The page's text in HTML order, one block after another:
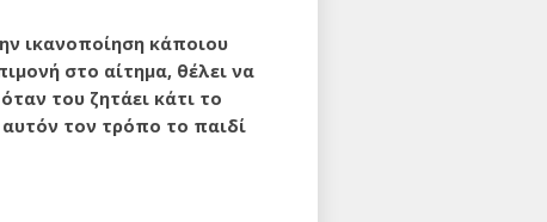
ικανοποίηση κάποιου
στο αίτημα, θέλει να
του ζητάει κάτι το
αυτόν τον τρόπο το παιδί